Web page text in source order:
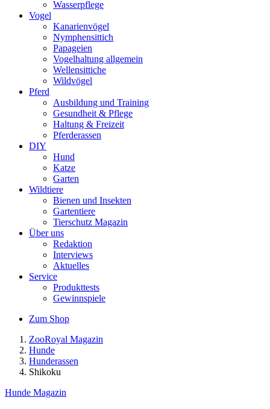
Wasserpflege
Vogel
Kanarienvögel
Nymphensittich
Papageien
Vogelhaltung allgemein
Wellensittiche
Wildvögel
Pferd
Ausbildung und Training
Gesundheit & Pflege
Haltung & Freizeit
Pferderassen
DIY
Hund
Katze
Garten
Wildtiere
Bienen und Insekten
Gartentiere
Tierschutz Magazin
Über uns
Redaktion
Interviews
Aktuelles
Service
Produkttests
Gewinnspiele
Zum Shop
ZooRoyal Magazin
Hunde
Hunderassen
Shikoku
Hunde Magazin